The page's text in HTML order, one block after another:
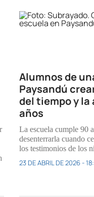
Alumnos de
Paysandú
del tiempo y la
años
La escuela cumple 90
desenterrarla cuando
los testimonios de los
23 DE ABRIL DE 2026 -